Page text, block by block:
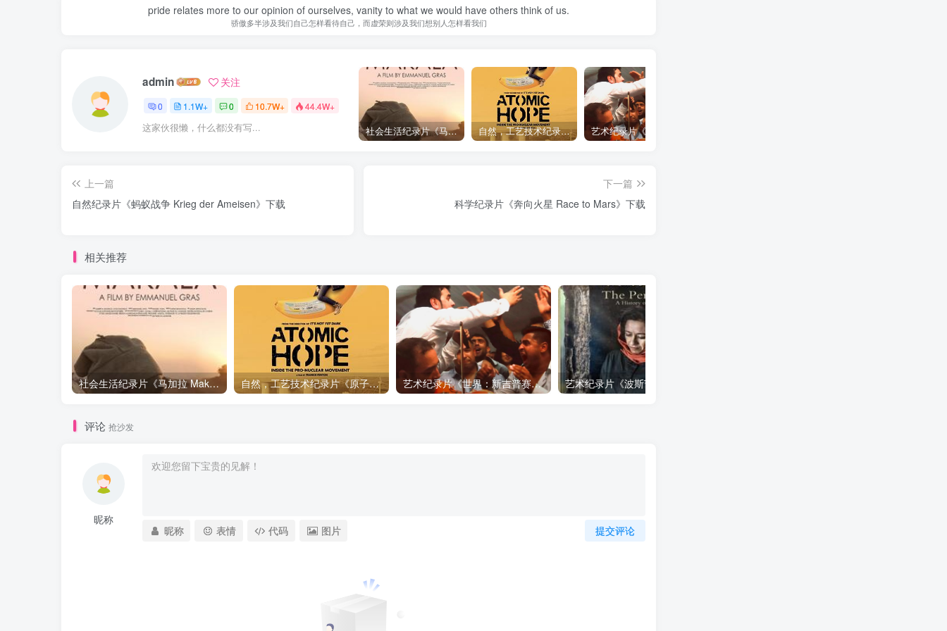
pride relates more to our opinion of ourselves, vanity to what we would have others think of us.
骄傲多半涉及我们自己怎样看待自己，而虚荣则涉及我们想别人怎样看我们
admin 关注
0 1.1W+ 0 10.7W+ 44.4W+
这家伙很懒，什么都没有写... 社会生活纪录片《马加拉 Makala》下载 自然，工艺技术纪录片《原子能的希望 Atomic Hope – Inside the Pro-Nuclear Movement》下载
上一篇
自然纪录片《蚂蚁战争 Krieg der Ameisen》下载
下一篇
科学纪录片《奔向火星 Race to Mars》下载
相关推荐
社会生活纪录片《马加拉 Makala》下载 自然，工艺技术纪录片《原子能的希望 Atomic Hope – Inside the Pro-Nuclear Movement》下载 艺术纪录片《世界：新吉普赛之王 This World: The New Gypsy Kings》下载
评论 抢沙发
昵称
提交评论
昵称 表情 代码 图片